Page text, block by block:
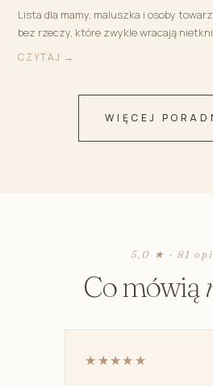
Lista dla mamy, maluszka i osoby
bez rzeczy, które zwykle wracają
CZYTAJ →
WIĘCEJ
5,0 ★ · 81
Co mówią
★★★★★